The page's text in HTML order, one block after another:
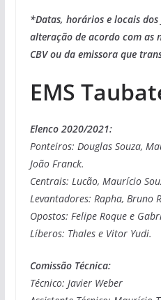
*Datas, horários e locais
alteração de acordo com as
CBV ou da emissora que
EMS
Elenco 2020/2021:
Ponteiros: Douglas Souza,
João Franck.
Centrais: Lucão, Maurício
Levantadores: Rapha, Bruno
Opostos: Felipe Roque e
Líberos: Thales e Vitor Yudi.
Comissão Técnica:
Técnico: Javier Weber